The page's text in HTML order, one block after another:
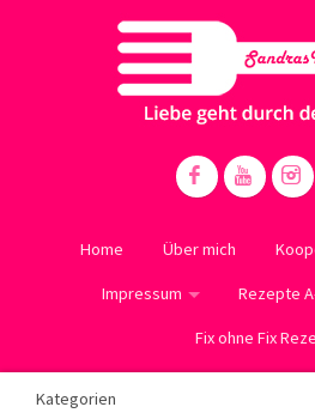
Home Über mich
Impressum Rezepte
Fix ohne Fix
Kategorien